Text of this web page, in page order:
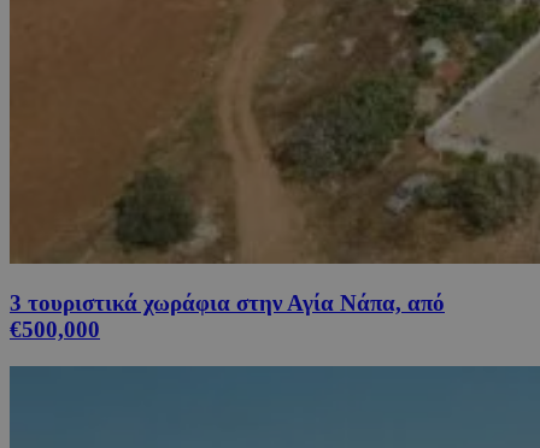
3 τουριστικά χωράφια στην Αγία Νάπα, από
€500,000